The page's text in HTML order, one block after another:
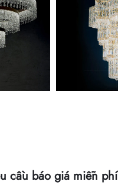
cầu báo giá miễn phí